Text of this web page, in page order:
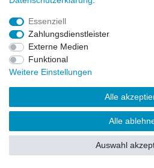
© Copyright 2026 | Alle
Essenziell
Zahlungsdienstleister
Externe Medien
Funktional
Weitere Einstellungen
Alle
Alle
Auswahl